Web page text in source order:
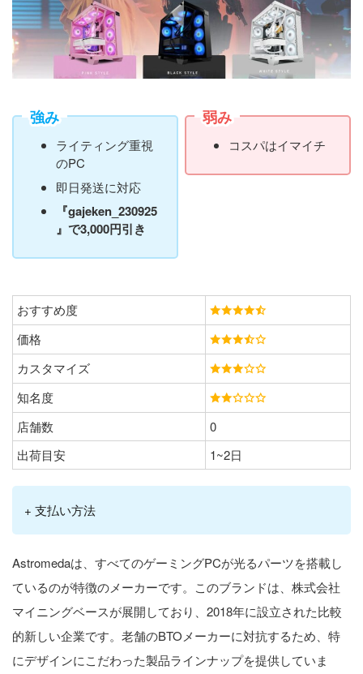
強み
ライティング重視
のPC
即日発送に対応
『gajeken_230925
』で3,000円引き
弱み
コスパはイマイチ
おすすめ度
価格
カスタマイズ
知名度
店舗数
0
出荷目安
1~2日
+ 支払い方法
Astromedaは、すべてのゲーミングPCが光るパーツを搭載し
ているのが特徴のメーカーです。このブランドは、株式会社
マイニングベースが展開しており、2018年に設立された比較
的新しい企業です。老舗のBTOメーカーに対抗するため、特
にデザインにこだわった製品ラインナップを提供していま